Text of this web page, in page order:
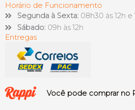
Horário de Funcionamento
Segunda à Sexta: 08h30 às 12h e
Sábado: 09h às 12h
Entregas
Você pode comprar no